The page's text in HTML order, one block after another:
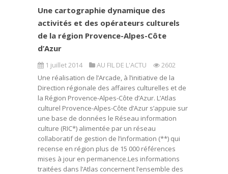
Une cartographie dynamique des
activités et des opérateurs culturels
de la région Provence-Alpes-Côte
d’Azur
1 juillet 2014 AU FIL DE L'ACTU
2602
Une réalisation de l’Arcade, à l’initiative de la
Direction régionale des affaires culturelles et de
la Région Provence-Alpes-Côte d’Azur. L’Atlas
culturel Provence-Alpes-Côte d’Azur s’appuie sur
une base de données le Réseau information
culture (RIC*) alimentée par un réseau
collaboratif de gestion de l’information (**) qui
recense en région plus de 15 000 références
mises à jour en permanence.Les informations
traitées dans l’Atlas concernent l’ensemble des